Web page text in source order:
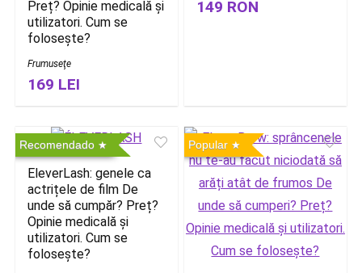
Preț? Opinie medicală și
utilizatori. Cum se
folosește?
Frumuseţe
169 LEI
149 RON
Recomendado
EleverLash: genele ca
actrițele de film De
unde să cumpăr? Preț?
Opinie medicală și
utilizatori. Cum se
folosește?
Popular